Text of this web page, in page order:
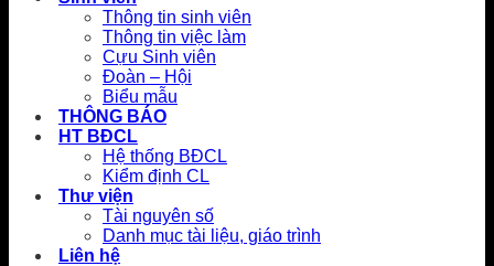
Thông tin sinh viên
Thông tin việc làm
Cựu Sinh viên
Đoàn – Hội
Biểu mẫu
THÔNG BÁO
HT BĐCL
Hệ thống BĐCL
Kiểm định CL
Thư viện
Tài nguyên số
Danh mục tài liệu, giáo trình
Liên hệ